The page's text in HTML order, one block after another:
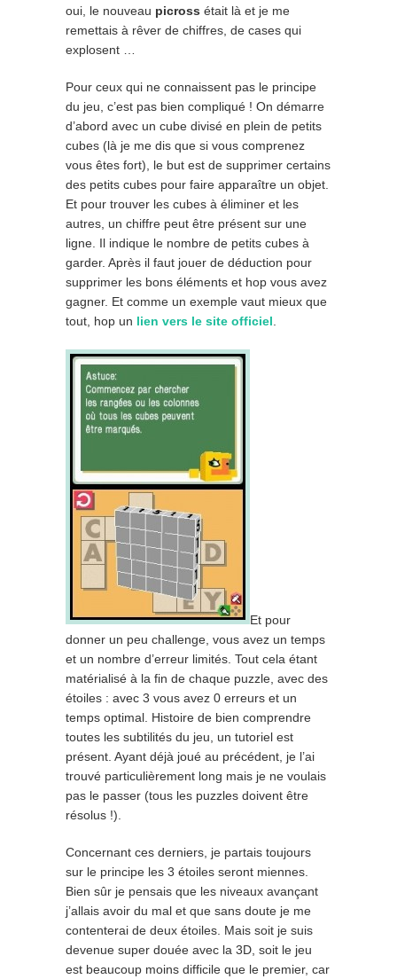
oui, le nouveau picross était là et je me
remettais à rêver de chiffres, de cases qui
explosent …
Pour ceux qui ne connaissent pas le principe
du jeu, c’est pas bien compliqué ! On démarre
d’abord avec un cube divisé en plein de petits
cubes (là je me dis que si vous comprenez
vous êtes fort), le but est de supprimer certains
des petits cubes pour faire apparaître un objet.
Et pour trouver les cubes à éliminer et les
autres, un chiffre peut être présent sur une
ligne. Il indique le nombre de petits cubes à
garder. Après il faut jouer de déduction pour
supprimer les bons éléments et hop vous avez
gagner. Et comme un exemple vaut mieux que
tout, hop un
lien vers le site officiel .
Et pour
donner un peu challenge, vous avez un temps
et un nombre d’erreur limités. Tout cela étant
matérialisé à la fin de chaque puzzle, avec des
étoiles : avec 3 vous avez 0 erreurs et un
temps optimal. Histoire de bien comprendre
toutes les subtilités du jeu, un tutoriel est
présent. Ayant déjà joué au précédent, je l’ai
trouvé particulièrement long mais je ne voulais
pas le passer (tous les puzzles doivent être
résolus !).
Concernant ces derniers, je partais toujours
sur le principe les 3 étoiles seront miennes.
Bien sûr je pensais que les niveaux avançant
j’allais avoir du mal et que sans doute je me
contenterai de deux étoiles. Mais soit je suis
devenue super douée avec la 3D, soit le jeu
est beaucoup moins difficile que le premier, car